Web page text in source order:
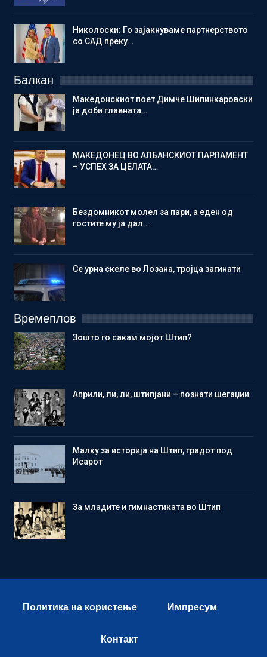
Николоски: Го зајакнуваме партнерството
со САД преку…
Балкан
Македонскиот поет Димче Шипинкаровски
ја доби главната…
МАКЕДОНЕЦ ВО АЛБАНСКИОТ ПАРЛАМЕНТ
– УСПЕХ ЗА ЦЕЛАТА…
Бездомникот молел за пари, а еден од
гостите му ја дал…
Се урна скеле во Лозана, тројца загинати
Времеплов
Зошто го сакам мојот Штип?
Aприли, ли, ли, штипјани – познати шегаџии
Малку за историја на Штип, градот под
Исарот
Зa младите и гимнастиката во Штип
Политика на користење Импресум
Контакт